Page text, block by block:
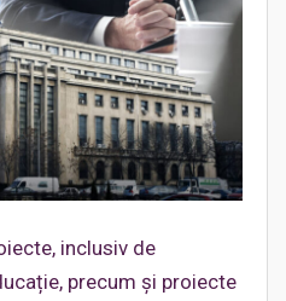
inclusiv de
precum și proiecte